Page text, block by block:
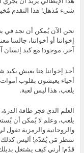
شيء مُذهل! هذا التقدم
نحن الآن يُمكن أن نجد في
إخواننا أو أخواتنا،
آخر، موجود! مع كبد إنسان
أحد إخواننا هنا يعيش
أحياء يعيشون بقلوب
يلعب، هذا ليس لعبة.
العلم الذي فجر طاقة الذرة،
يلعب، وعلم لا يُمكن أن
والروحانية والرمزية تقول
تنتظر مَن يُقدّم! أليس
قدّم! أرني كيف يشتغل